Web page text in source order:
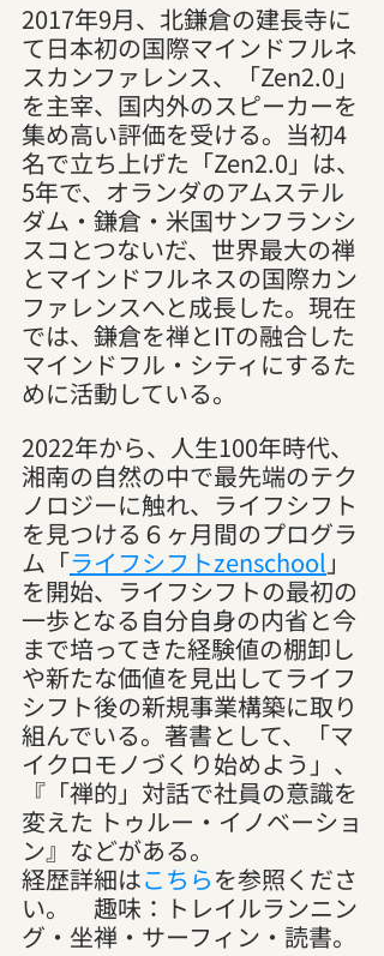
2017年9月、北鎌倉の建長寺に
て日本初の国際マインドフルネ
スカンファレンス、「Zen2.0」
を主宰、国内外のスピーカーを
集め高い評価を受ける。当初4
名で立ち上げた「Zen2.0」は、
5年で、オランダのアムステル
ダム・鎌倉・米国サンフランシ
スコとつないだ、世界最大の禅
とマインドフルネスの国際カン
ファレンスへと成長した。現在
では、鎌倉を禅とITの融合した
マインドフル・シティにするた
めに活動している。
2022年から、人生100年時代、
湘南の自然の中で最先端のテク
ノロジーに触れ、ライフシフト
を見つける６ヶ月間のプログラ
ム「ライフシフトzenschool 」
を開始、ライフシフトの最初の
一歩となる自分自身の内省と今
まで培ってきた経験値の棚卸し
や新たな価値を見出してライフ
シフト後の新規事業構築に取り
組んでいる。著書として、「マ
イクロモノづくり始めよう」、
『「禅的」対話で社員の意識を
変えた トゥルー・イノベーショ
ン』などがある。
経歴詳細はこちらを参照くださ
い。　趣味：トレイルランニン
グ・坐禅・サーフィン・読書。